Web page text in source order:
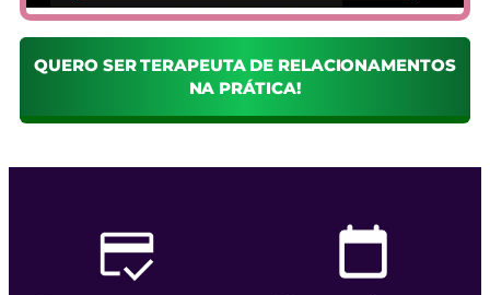
QUERO SER TERAPEUTA DE RELACIONAMENTOS
NA PRÁTICA!